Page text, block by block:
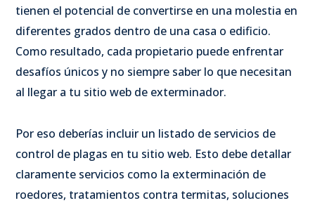
tienen el potencial de convertirse en una molestia en
diferentes grados dentro de una casa o edificio.
Como resultado, cada propietario puede enfrentar
desafíos únicos y no siempre saber lo que necesitan
al llegar a tu sitio web de exterminador.
Por eso deberías incluir un listado de servicios de
control de plagas en tu sitio web. Esto debe detallar
claramente servicios como la exterminación de
roedores, tratamientos contra termitas, soluciones